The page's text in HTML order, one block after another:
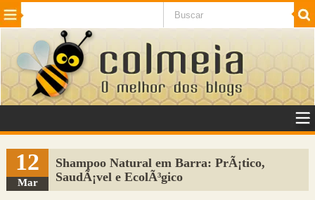
Beleza Cinema e TV
Internet Jogos NotÃ­cias SaÃºde
VeÃ­culos Adulto
Sugerir Link
Adicionar Blog
12
Mar
Shampoo Natural em Barra: PrÃ¡tico,
SaudÃ¡vel e EcolÃ³gico